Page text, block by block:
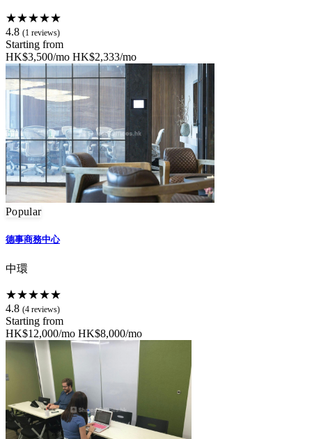
★★★★★
4.8 (1 reviews)
Starting from
HK$3,500/mo HK$2,333/mo
Popular
德事商務中心
中環
★★★★★
4.8 (4 reviews)
Starting from
HK$12,000/mo HK$8,000/mo